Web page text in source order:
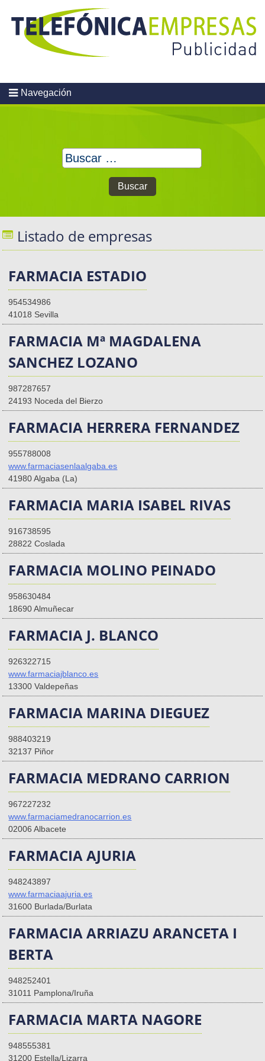
content
Navegación
Buscar:
Listado de empresas
FARMACIA ESTADIO
954534986
41018 Sevilla
FARMACIA Mª MAGDALENA
SANCHEZ LOZANO
987287657
24193 Noceda del Bierzo
FARMACIA HERRERA FERNANDEZ
955788008
www.farmaciasenlaalgaba.es
41980 Algaba (La)
FARMACIA MARIA ISABEL RIVAS
916738595
28822 Coslada
FARMACIA MOLINO PEINADO
958630484
18690 Almuñecar
FARMACIA J. BLANCO
926322715
www.farmaciajblanco.es
13300 Valdepeñas
FARMACIA MARINA DIEGUEZ
988403219
32137 Piñor
FARMACIA MEDRANO CARRION
967227232
www.farmaciamedranocarrion.es
02006 Albacete
FARMACIA AJURIA
948243897
www.farmaciaajuria.es
31600 Burlada/Burlata
FARMACIA ARRIAZU ARANCETA I
BERTA
948252401
31011 Pamplona/Iruña
FARMACIA MARTA NAGORE
948555381
31200 Estella/Lizarra